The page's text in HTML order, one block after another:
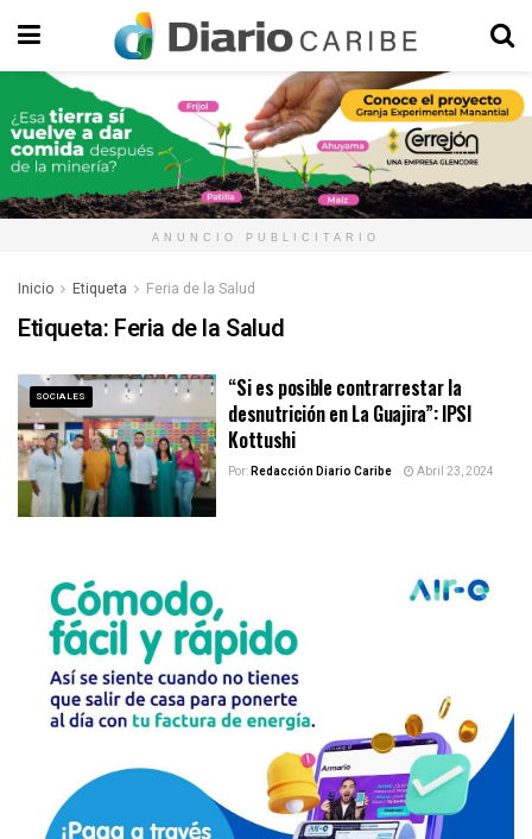
ANUNCIO PUBLICITARIO
Inicio Etiqueta Feria de la Salud
Etiqueta: Feria de la Salud
SOCIALES
“Si es posible contrarrestar la
desnutrición en La Guajira”: IPSI
Kottushi
Por:Redacción Diario Caribe Abril 23, 2024